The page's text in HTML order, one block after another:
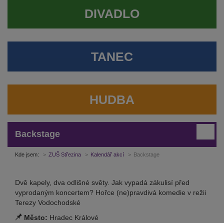
DIVADLO
TANEC
HUDBA
Backstage
Kde jsem: ZUŠ Střezina Kalendář akcí Backstage
Dvě kapely, dva odlišné světy. Jak vypadá zákulisí před
vyprodaným koncertem? Hořce (ne)pravdivá komedie v režii
Terezy Vodochodské
Město: Hradec Králové